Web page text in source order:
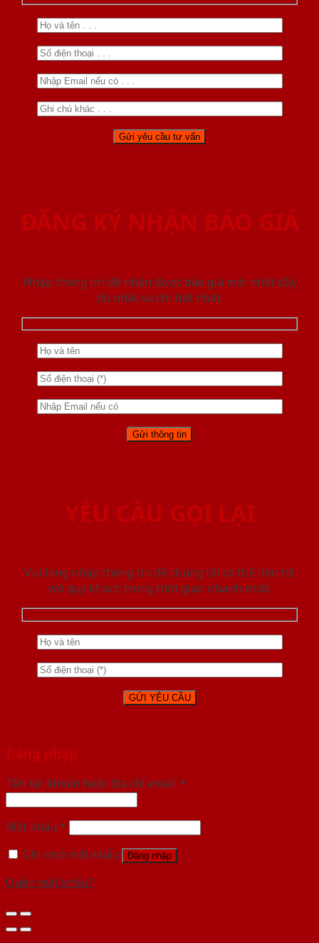
ĐĂNG KÝ NHẬN BÁO GIÁ
Nhập thông tin để nhận được báo giá mới nhât đầy
đủ nhất và chi tiết nhất.
YÊU CẦU GỌI LẠI
Vui lòng nhập thông tin để chúng tôi có thể liên hệ
với quý khách trong thời gian nhanh nhất.
Đăng nhập
Tên tài khoản hoặc địa chỉ email *
Mật khẩu *
Ghi nhớ mật khẩu
Đăng nhập
Quên mật khẩu?